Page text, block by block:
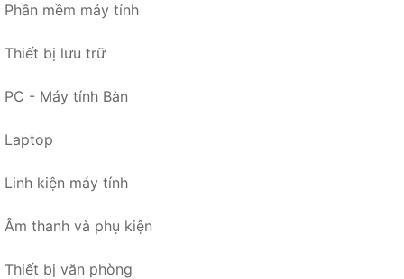
Phần mềm máy tính
Thiết bị lưu trữ
PC - Máy tính Bàn
Laptop
Linh kiện máy tính
Âm thanh và phụ kiện
Thiết bị văn phòng